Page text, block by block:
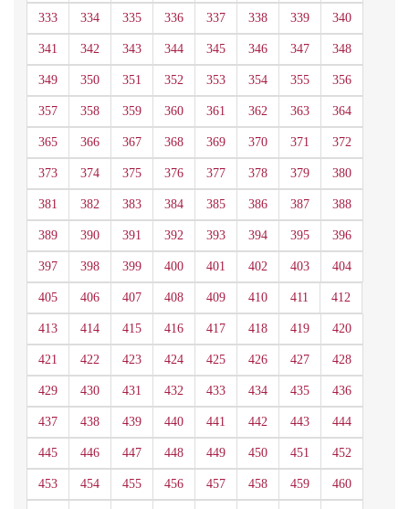
333 334 335 336 337 338 339 340
341 342 343 344 345 346 347 348
349 350 351 352 353 354 355 356
357 358 359 360 361 362 363 364
365 366 367 368 369 370 371 372
373 374 375 376 377 378 379 380
381 382 383 384 385 386 387 388
389 390 391 392 393 394 395 396
397 398 399 400 401 402 403 404
405 406 407 408 409 410 411 412
413 414 415 416 417 418 419 420
421 422 423 424 425 426 427 428
429 430 431 432 433 434 435 436
437 438 439 440 441 442 443 444
445 446 447 448 449 450 451 452
453 454 455 456 457 458 459 460